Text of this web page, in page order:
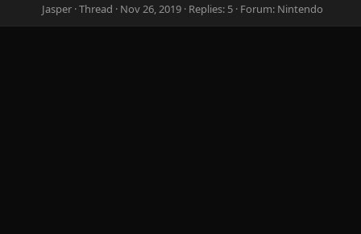
Jasper Thread Nov 26, 2019 Replies: 5 Forum: Nintendo